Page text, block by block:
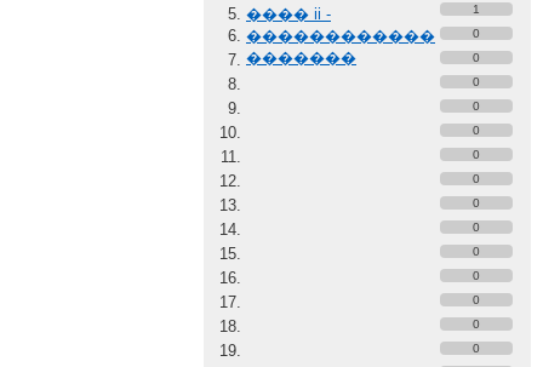
���� ii -
������������
�������
1
0
0
0
0
0
0
0
0
0
0
0
0
0
0